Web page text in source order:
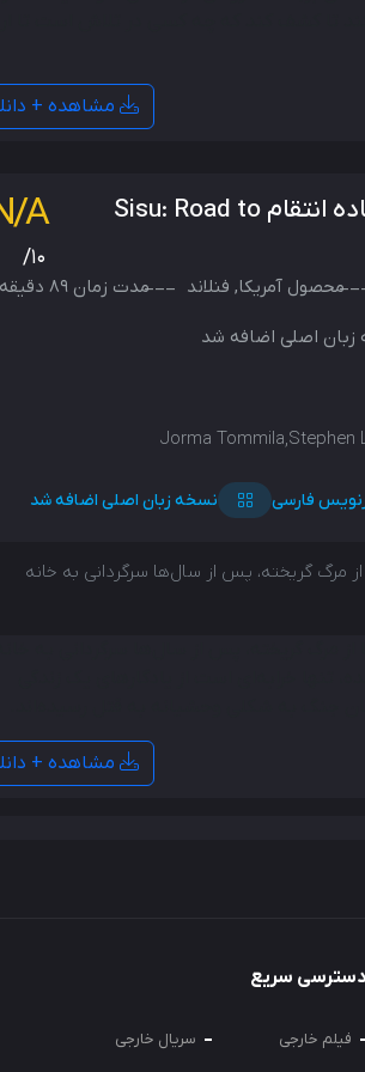
مشاهده +
دانلود فیلم سیسو: جاده انتقام Sisu: Road to
A
/10
محصول آمریکا, فنلاند مدت زمان 89 دقیقه
زبان اصلی اضافه شد
Jorma Tommila,Stephen
فارسی نسخه زبان اصلی اضافه شد
از مرگ گریخته، پس از سال‌ها سرگردانی به خانه‌
مشاهده +
دسترسی سریع
فیلم خارجی
سریال خارجی